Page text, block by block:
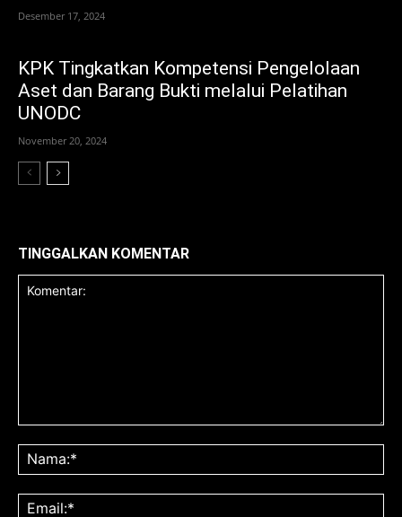
Desember 17, 2024
KPK Tingkatkan Kompetensi Pengelolaan
Aset dan Barang Bukti melalui Pelatihan
UNODC
November 20, 2024
TINGGALKAN KOMENTAR